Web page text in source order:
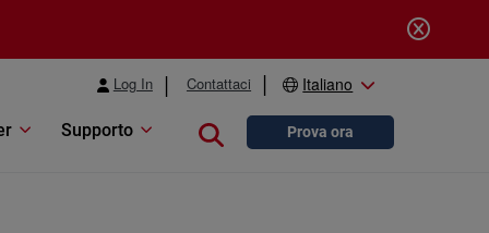
Log In Contattaci Italiano
Supporto Close searchProva ora